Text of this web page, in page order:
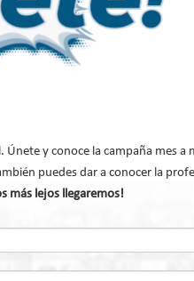
Chip
Únete y conoce la campaña mes a
puedes dar a conocer la
más lejos llegaremos!